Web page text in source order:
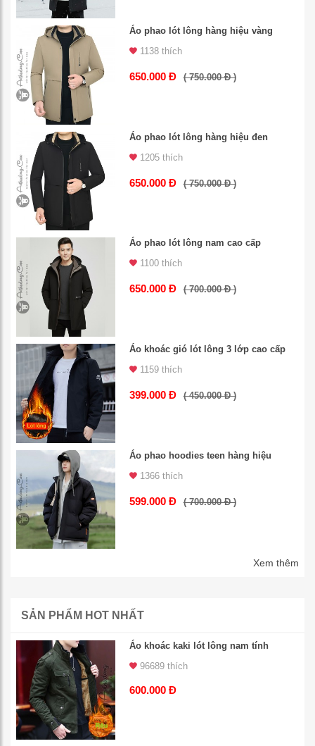
Áo phao lót lông hàng hiệu vàng
1138 thích
650.000 Đ ( 750.000 Đ )
Áo phao lót lông hàng hiệu đen
1205 thích
650.000 Đ ( 750.000 Đ )
Áo phao lót lông nam cao cấp
1100 thích
650.000 Đ ( 700.000 Đ )
Áo khoác gió lót lông 3 lớp cao cấp
1159 thích
399.000 Đ ( 450.000 Đ )
Áo phao hoodies teen hàng hiệu
1366 thích
599.000 Đ ( 700.000 Đ )
Xem thêm
SẢN PHẨM HOT NHẤT
Áo khoác kaki lót lông nam tính
96689 thích
600.000 Đ